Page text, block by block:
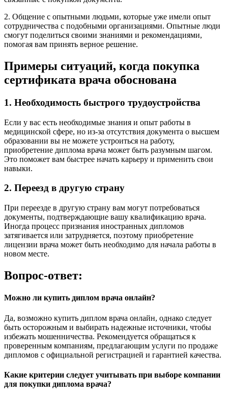
2. Общение с опытными людьми, которые уже имели опыт
сотрудничества с подобными организациями. Опытные люди
смогут поделиться своими знаниями и рекомендациями,
помогая вам принять верное решение.
Примеры ситуаций, когда покупка
сертификата врача обоснована
1. Необходимость быстрого трудоустройства
Если у вас есть необходимые знания и опыт работы в
медицинской сфере, но из-за отсутствия документа о высшем
образовании вы не можете устроиться на работу,
приобретение диплома врача может быть разумным шагом.
Это поможет вам быстрее начать карьеру и применить свои
навыки.
2. Переезд в другую страну
При переезде в другую страну вам могут потребоваться
документы, подтверждающие вашу квалификацию врача.
Иногда процесс признания иностранных дипломов
затягивается или затрудняется, поэтому приобретение
лицензии врача может быть необходимо для начала работы в
новом месте.
Вопрос-ответ:
Можно ли купить диплом врача онлайн?
Да, возможно купить диплом врача онлайн, однако следует
быть осторожным и выбирать надежные источники, чтобы
избежать мошенничества. Рекомендуется обращаться к
проверенным компаниям, предлагающим услуги по продаже
дипломов с официальной регистрацией и гарантией качества.
Какие критерии следует учитывать при выборе компании
для покупки диплома врача?